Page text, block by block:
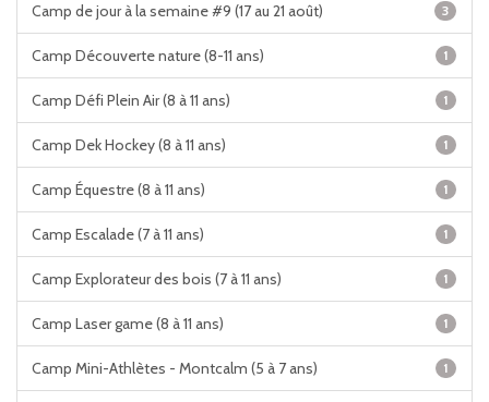
Camp de jour à la semaine #9 (17 au 21 août) 3
Camp Découverte nature (8-11 ans) 1
Camp Défi Plein Air (8 à 11 ans) 1
Camp Dek Hockey (8 à 11 ans) 1
Camp Équestre (8 à 11 ans) 1
Camp Escalade (7 à 11 ans) 1
Camp Explorateur des bois (7 à 11 ans) 1
Camp Laser game (8 à 11 ans) 1
Camp Mini-Athlètes - Montcalm (5 à 7 ans) 1